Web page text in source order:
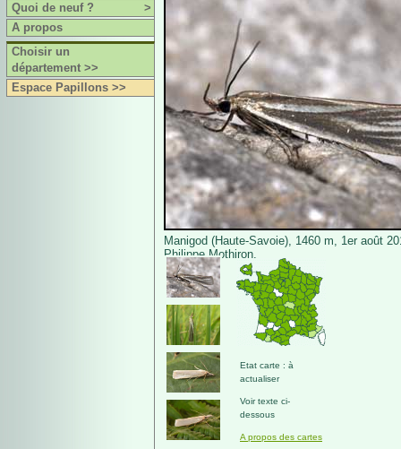
Quoi de neuf ?
>
A propos
Choisir un
département >>
Espace Papillons >>
Manigod (Haute-Savoie), 1460 m, 1er août
Philippe Mothiron.
Etat carte : à
actualiser
Voir texte ci-
dessous
A propos des cartes